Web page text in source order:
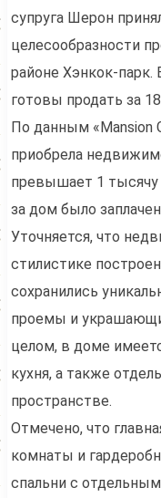
супруга Шерон
целесообразности
районе Хэнкок-
готовы продать за
По данным «Mansion
приобрела
превышает 1 тысячу
за дом было
Уточняется, что
стилистике
сохранились
проемы и
целом, в доме
кухня, а также
пространстве.
Отмечено, что
комнаты и
спальни с